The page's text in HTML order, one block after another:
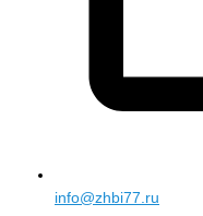
info@zhbi77.ru